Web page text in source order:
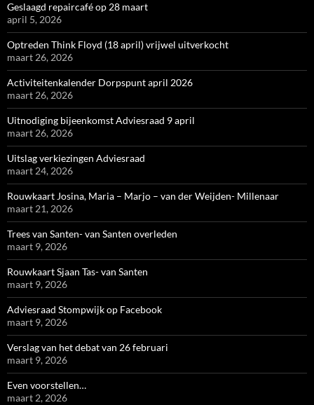
Geslaagd repaircafé op 28 maart
april 5, 2026
Optreden Think Floyd (18 april) vrijwel uitverkocht
maart 26, 2026
Activiteitenkalender Dorpspunt april 2026
maart 26, 2026
Uitnodiging bijeenkomst Adviesraad 9 april
maart 26, 2026
Uitslag verkiezingen Adviesraad
maart 24, 2026
Rouwkaart Josina, Maria – Marjo – van der Weijden- Millenaar
maart 21, 2026
Trees van Santen- van Santen overleden
maart 9, 2026
Rouwkaart Sjaan Tas- van Santen
maart 9, 2026
Adviesraad Stompwijk op Facebook
maart 9, 2026
Verslag van het debat van 26 februari
maart 9, 2026
Even voorstellen…
maart 2, 2026